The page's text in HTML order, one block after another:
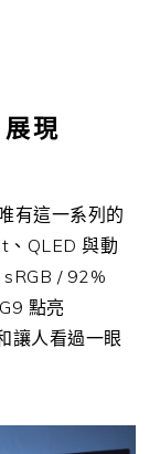
現
有這一系列的
、QLED 與動
/ 92%
點亮
讓人看過一眼